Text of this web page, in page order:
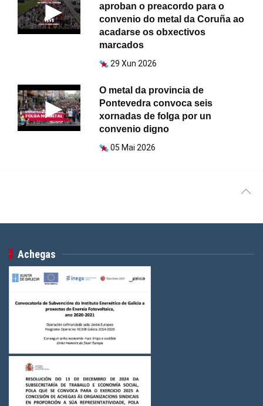
aproban o preacordo para o
convenio do metal da Coruña ao
acadarse os obxectivos
marcados
29 Xun 2026
O metal da provincia de
Pontevedra convoca seis
xornadas de folga por un
convenio digno
05 Mai 2026
Achegas